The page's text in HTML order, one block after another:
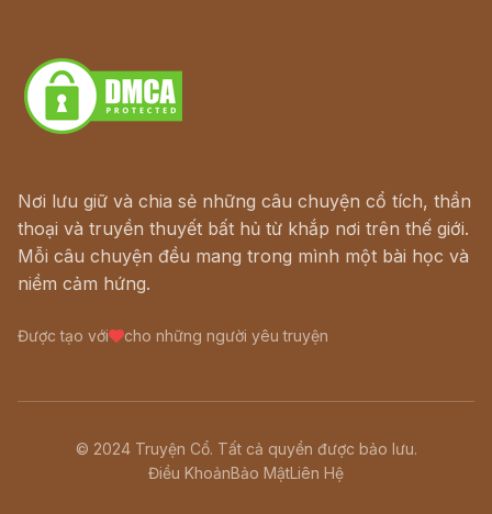
Nơi lưu giữ và chia sẻ những câu chuyện cổ tích, thần
thoại và truyền thuyết bất hủ từ khắp nơi trên thế giới.
Mỗi câu chuyện đều mang trong mình một bài học và
niềm cảm hứng.
Được tạo với cho những người yêu truyện
© 2024 Truyện Cổ. Tất cả quyền được bảo lưu.
Điều KhoảnBảo MậtLiên Hệ